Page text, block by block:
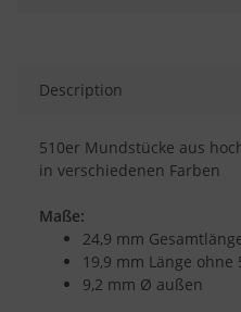
Description
510er Mundstücke aus
in verschiedenen Farben
Maße:
24,9 mm
19,9 mm Länge ohne
9,2 mm Ø außen